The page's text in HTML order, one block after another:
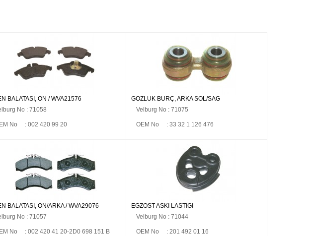
BALATASI, ÖN / WVA21576
No : 71058
No : 002 420 99 20
BALATASI, ÖN/ARKA / WVA29076
No : 71057
No : 002 420 41 20-2D0 698 151 B
GÖZLÜK BURÇ, ARKA SOL/SAĞ
Velburg No : 71075
OEM No : 33 32 1 126 476
EGZOST ASKI LASTİĞİ
Velburg No : 71044
OEM No : 201 492 01 16